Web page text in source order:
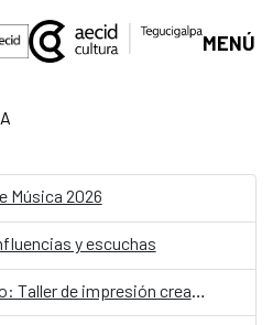
MENÚ
Música 2026
y escuchas